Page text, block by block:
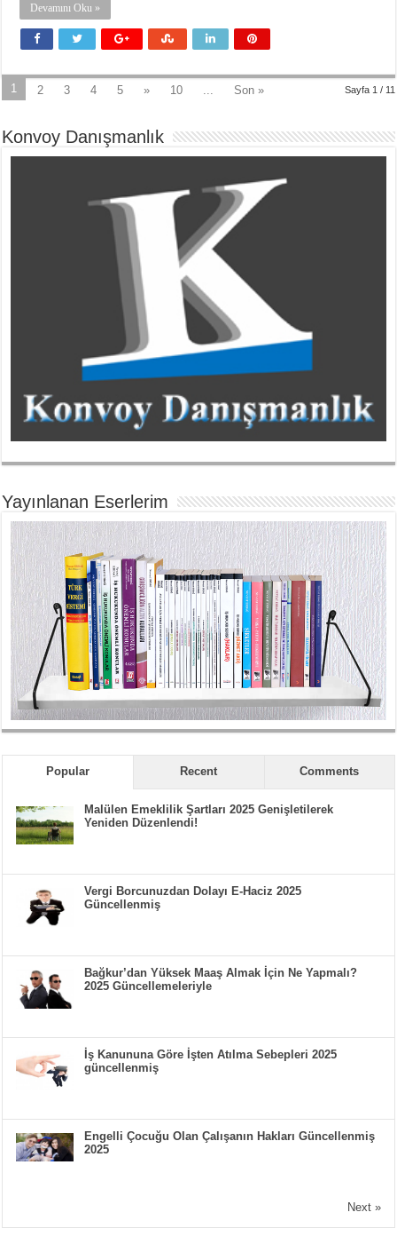
Devamını Oku »
Sayfa 1 / 11
1 2 3 4 5 » 10 Son »
Konvoy Danışmanlık
Yayınlanan Eserlerim
Popular Recent Comments
Malülen Emeklilik Şartları 2025 Genişletilerek
Yeniden Düzenlendi!
Vergi Borcunuzdan Dolayı E-Haciz 2025
Güncellenmiş
Bağkur’dan Yüksek Maaş Almak İçin Ne Yapmalı?
2025 Güncellemeleriyle
İş Kanununa Göre İşten Atılma Sebepleri 2025
güncellenmiş
Engelli Çocuğu Olan Çalışanın Hakları Güncellenmiş
2025
Next »